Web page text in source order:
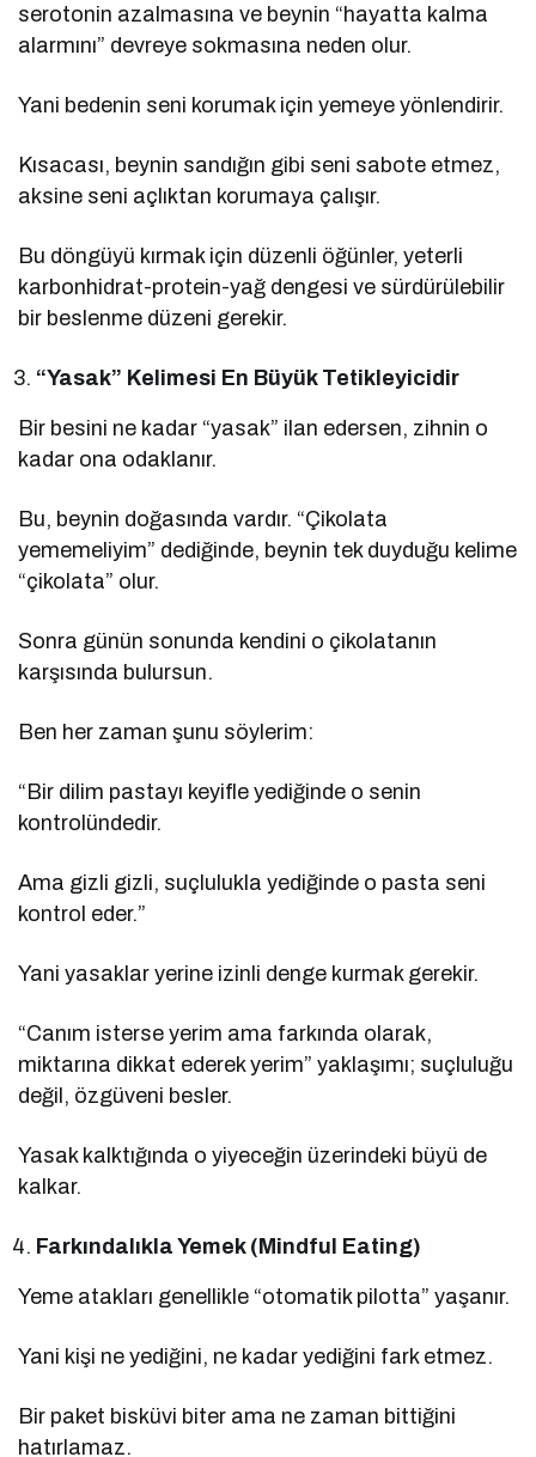
serotonin azalmasına ve beynin “hayatta kalma
alarmını” devreye sokmasına neden olur.
Yani bedenin seni korumak için yemeye yönlendirir.
Kısacası, beynin sandığın gibi seni sabote etmez,
aksine seni açlıktan korumaya çalışır.
Bu döngüyü kırmak için düzenli öğünler, yeterli
karbonhidrat-protein-yağ dengesi ve sürdürülebilir
bir beslenme düzeni gerekir.
“Yasak” Kelimesi En Büyük Tetikleyicidir
Bir besini ne kadar “yasak” ilan edersen, zihnin o
kadar ona odaklanır.
Bu, beynin doğasında vardır. “Çikolata
yememeliyim” dediğinde, beynin tek duyduğu kelime
“çikolata” olur.
Sonra günün sonunda kendini o çikolatanın
karşısında bulursun.
Ben her zaman şunu söylerim:
“Bir dilim pastayı keyifle yediğinde o senin
kontrolündedir.
Ama gizli gizli, suçlulukla yediğinde o pasta seni
kontrol eder.”
Yani yasaklar yerine izinli denge kurmak gerekir.
“Canım isterse yerim ama farkında olarak,
miktarına dikkat ederek yerim” yaklaşımı; suçluluğu
değil, özgüveni besler.
Yasak kalktığında o yiyeceğin üzerindeki büyü de
kalkar.
Farkındalıkla Yemek (Mindful Eating)
Yeme atakları genellikle “otomatik pilotta” yaşanır.
Yani kişi ne yediğini, ne kadar yediğini fark etmez.
Bir paket bisküvi biter ama ne zaman bittiğini
hatırlamaz.